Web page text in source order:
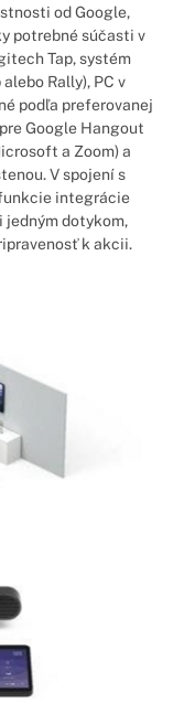
od Google,
potrebné súčasti v
Tap, systém
Rally), PC v
podľa preferovanej
Google Hangout
a Zoom) a
V spojení s
integrácie
jedným dotykom,
k akcii.